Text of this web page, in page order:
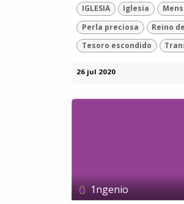
IGLESIA
Iglesia
Perla preciosa
Reino
Tesoro escondido
26 jul 2020
1ngenio